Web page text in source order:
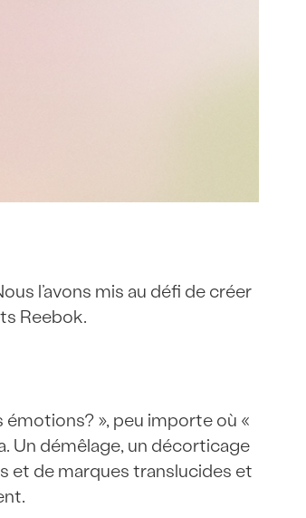
l’avons mis au défi de créer
Reebok.
», peu importe où «
Un démêlage, un décorticage
et de marques translucides et